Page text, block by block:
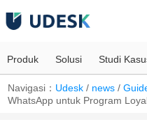
Produk Solusi Studi
Navigasi： Udesk / news /
WhatsApp untuk Program